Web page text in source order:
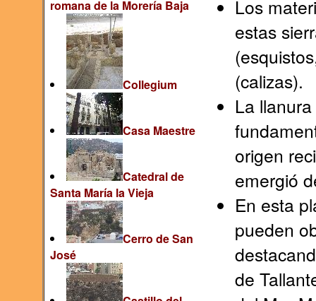
romana de la Morería Baja
Collegium
Casa Maestre
Catedral de
Santa María la Vieja
Cerro de San
José
Los
estas
(calizas).
La
origen
emergió
En esta
pueden
de